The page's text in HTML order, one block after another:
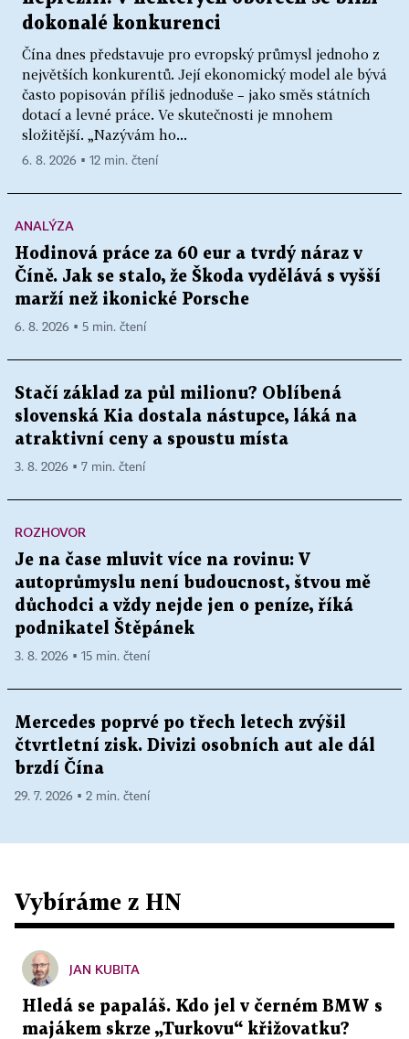
dokonalé konkurenci
Čína dnes představuje pro evropský průmysl jednoho z
největších konkurentů. Její ekonomický model ale bývá
často popisován příliš jednoduše – jako směs státních
dotací a levné práce. Ve skutečnosti je mnohem
složitější. „Nazývám ho...
6. 8. 2026 ▪ 12 min. čtení
ANALÝZA
Hodinová práce za 60 eur a tvrdý náraz v
Číně. Jak se stalo, že Škoda vydělává s vyšší
marží než ikonické Porsche
6. 8. 2026 ▪ 5 min. čtení
Stačí základ za půl milionu? Oblíbená
slovenská Kia dostala nástupce, láká na
atraktivní ceny a spoustu místa
3. 8. 2026 ▪ 7 min. čtení
ROZHOVOR
Je na čase mluvit více na rovinu: V
autoprůmyslu není budoucnost, štvou mě
důchodci a vždy nejde jen o peníze, říká
podnikatel Štěpánek
3. 8. 2026 ▪ 15 min. čtení
Mercedes poprvé po třech letech zvýšil
čtvrtletní zisk. Divizi osobních aut ale dál
brzdí Čína
29. 7. 2026 ▪ 2 min. čtení
Vybíráme z HN
JAN KUBITA
Hledá se papaláš. Kdo jel v černém BMW s
majákem skrze „Turkovu“ křižovatku?